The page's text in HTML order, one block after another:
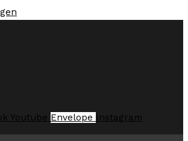
Youtube Envelope Instagram